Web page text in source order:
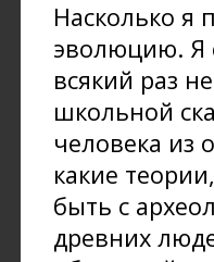
Насколько я
эволюцию. Я
всякий раз
школьной
человека из
какие
быть с
древних